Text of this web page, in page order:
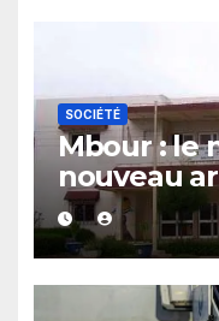
SOCIÉTÉ
Mbour : le
nouveau